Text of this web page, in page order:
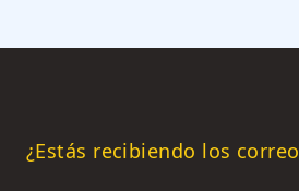
¿Estás recibiendo los